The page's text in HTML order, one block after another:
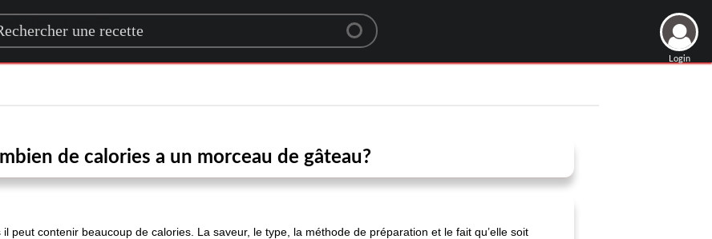
for a recipe
Login
de calories a un morceau de gâteau?
peut contenir beaucoup de calories. La saveur, le type, la méthode de préparation et le fait qu’elle soit